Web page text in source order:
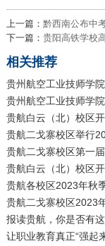
上一篇： 黔西南公布中
下一篇： 贵阳高铁学校
相关推荐
贵州航空工业技师学
贵州航空工业技师学
贵航白云（北）校区
贵航二戈寨校区举行
贵航二戈寨校区第一
贵航白云（北）校区
贵航各校区2023年秋
贵航二戈寨校区2023
报读贵航，你是否有
让职业教育真正“强起